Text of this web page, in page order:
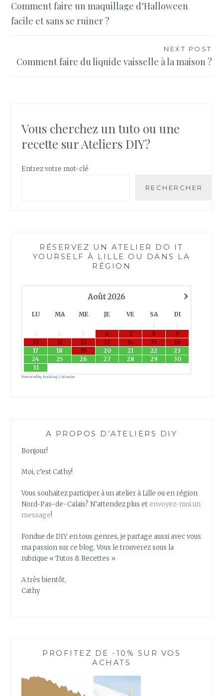
de
Comment faire un maquillage d’Halloween
facile et sans se ruiner ?
NEXT POST
Comment faire du liquide vaisselle à la maison ?
Vous cherchez un tuto ou une
recette sur Ateliers DIY?
Entrez votre mot-clé
RECHERCHER
RÉSERVEZ UN ATELIER DO IT
YOURSELF À LILLE OU DANS LA
RÉGION
›
Août2026
LU MA ME JE VE SA
DI
1
2
3
4 5 6 7 8
9
10
11 12 13 14 15
16
17
18 19 20 21 22
23
24
25 26 27 28 29
30
31
Powered byBooking Calendar
A PROPOS D’ATELIERS DIY
Bonjour!
Moi, c’est Cathy!
Vous souhaitez participer à un atelier à Lille ou en région
Nord-Pas-de-Calais? N’attendez plus et envoyez-moi un
message!
Fondue de DIY en tous genres, je partage aussi avec vous
ma passion sur ce blog. Vous le trouverez sous la
rubrique « Tutos & Recettes »
A très bientôt,
Cathy
PROFITEZ DE -10% SUR VOS
ACHATS